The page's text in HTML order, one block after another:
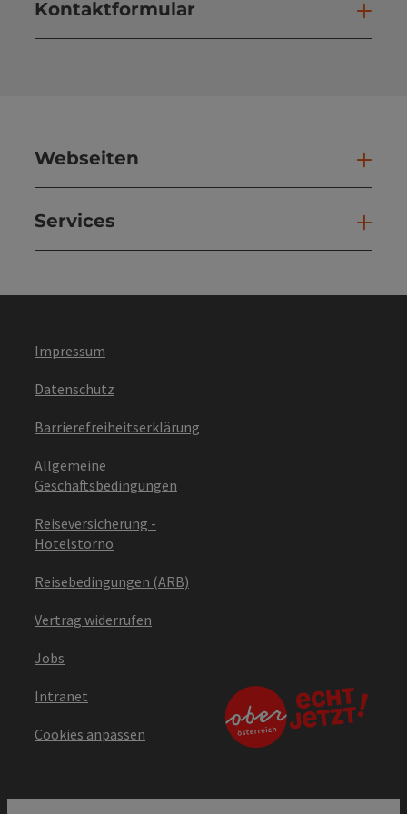
Kontaktformular
Webseiten
Services
Impressum
Datenschutz
Barrierefreiheitserklärung
Allgemeine
Geschäftsbedingungen
Reiseversicherung -
Hotelstorno
Reisebedingungen (ARB)
Vertrag widerrufen
Jobs
Intranet
Cookies anpassen